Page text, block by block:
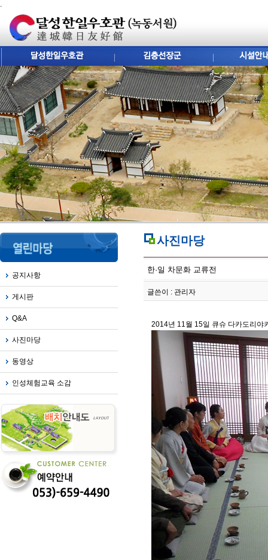
.
공지사항
게시판
Q&A
사진마당
동영상
인성체험교육 소감
사진마당
한·일 차문화 교류전
글쓴이 : 관리자
2014년 11월 15일 큐슈 다카도리야